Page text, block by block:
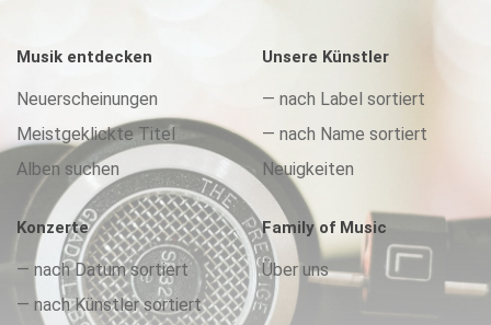
Musik entdecken
Neuerscheinungen
Meistgeklickte Titel
Alben suchen
Unsere Künstler
— nach Label sortiert
— nach Name sortiert
Neuigkeiten
Konzerte
— nach Datum sortiert
— nach Künstler sortiert
Family of Music
Über uns